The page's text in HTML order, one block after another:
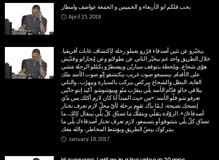
بحب قلكم انو الأربعاء و الخميس و الجمعة عواصف وامطار
April 25, 2018
بيخبّرو عن تنَين أصدقاء قرّرو يعملو رحلة لإكتشاف غابات أفريقيا.
خلال الطريق واحد عم بيخبّر التاني عن بطولاتو وعن إنجازاتو وقدّيش
هوّي شجاع، وبلحظة بتتوقف سيارتُن وبيضطرّو يكمّلو الرحلة مَشي
على الأقدام. بيسمعو صوت غريب بيكتشفو إنّو صوت الأسد ملك
الغابة، البطل والشجاع بيركض بيركب بالسيارة وبيهرُب، والتاني
بيلاقي حالو قدّام الأسد يلّي بيقرّب منّو وبيوَشوشو. أكيد إنتو حابّين
تعرفو شو قلّو الأسد: «من حيث المبدأ أنا كان لازم آكلك بس بدّي
إنصحك نصيحة، لـمّا بدّك تقوم برحلة لأيّ محلّ لازم تعرف تختار
أصدقاءك». الزوّادة بتقلّي وبتقلّك ما تصدّق كلّ يلّي بينقال لإلك، ما
تصدّق كلّ يلّي بتشوفو أو بتسمعو، لازم تعرف تختار أصدقاءك يلّي ما
بيتركوك بنِصّ الطريق وبوَسَط المخاطر، والله معك.
January 18, 2017